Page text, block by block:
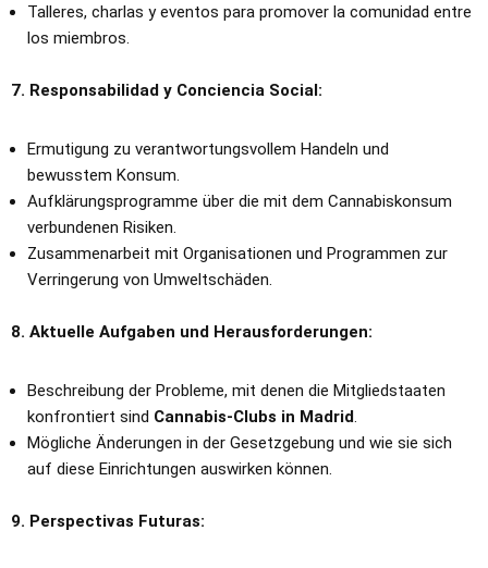
Talleres, charlas y eventos para promover la comunidad entre
los miembros.
7. Responsabilidad y Conciencia Social:
Ermutigung zu verantwortungsvollem Handeln und
bewusstem Konsum.
Aufklärungsprogramme über die mit dem Cannabiskonsum
verbundenen Risiken.
Zusammenarbeit mit Organisationen und Programmen zur
Verringerung von Umweltschäden.
8. Aktuelle Aufgaben und Herausforderungen:
Beschreibung der Probleme, mit denen die Mitgliedstaaten
konfrontiert sind Cannabis-Clubs in Madrid
Mögliche Änderungen in der Gesetzgebung und wie sie sich
auf diese Einrichtungen auswirken können.
9. Perspectivas Futuras: